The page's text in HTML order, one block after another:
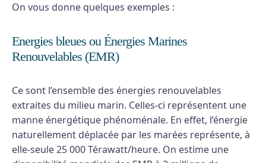
On vous donne quelques exemples :
Energies bleues ou Énergies Marines
Renouvelables (EMR)
Ce sont l’ensemble des énergies renouvelables
extraites du milieu marin. Celles-ci représentent une
manne énergétique phénoménale. En effet, l’énergie
naturellement déplacée par les marées représente, à
elle-seule 25 000 Térawatt/heure. On estime une